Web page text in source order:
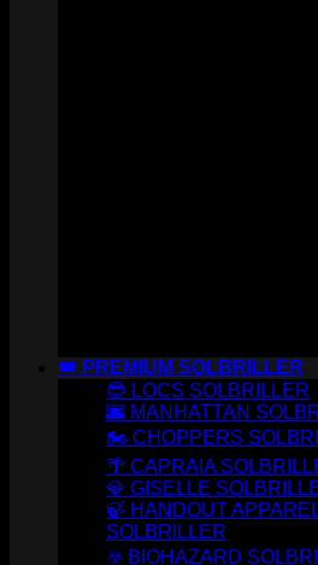
👑 PREMIUM SOLBRILLER
😎 LOCS SOLBRILLER
🌆 MANHATTAN
🏍️ CHOPPERS
🌴 CAPRAIA
💎 GISELLE
🍃 HANDOUT
SOLBRILLER
☣️ BIOHAZARD